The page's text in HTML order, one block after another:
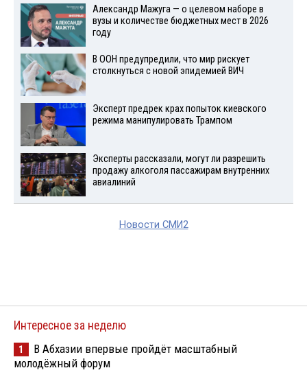
Александр Мажуга — о целевом наборе в
вузы и количестве бюджетных мест в 2026
году
В ООН предупредили, что мир рискует
столкнуться с новой эпидемией ВИЧ
Эксперт предрек крах попыток киевского
режима манипулировать Трампом
Эксперты рассказали, могут ли разрешить
продажу алкоголя пассажирам внутренних
авиалиний
Новости СМИ2
Интересное за неделю
1
В Абхазии впервые пройдёт масштабный
молодёжный форум